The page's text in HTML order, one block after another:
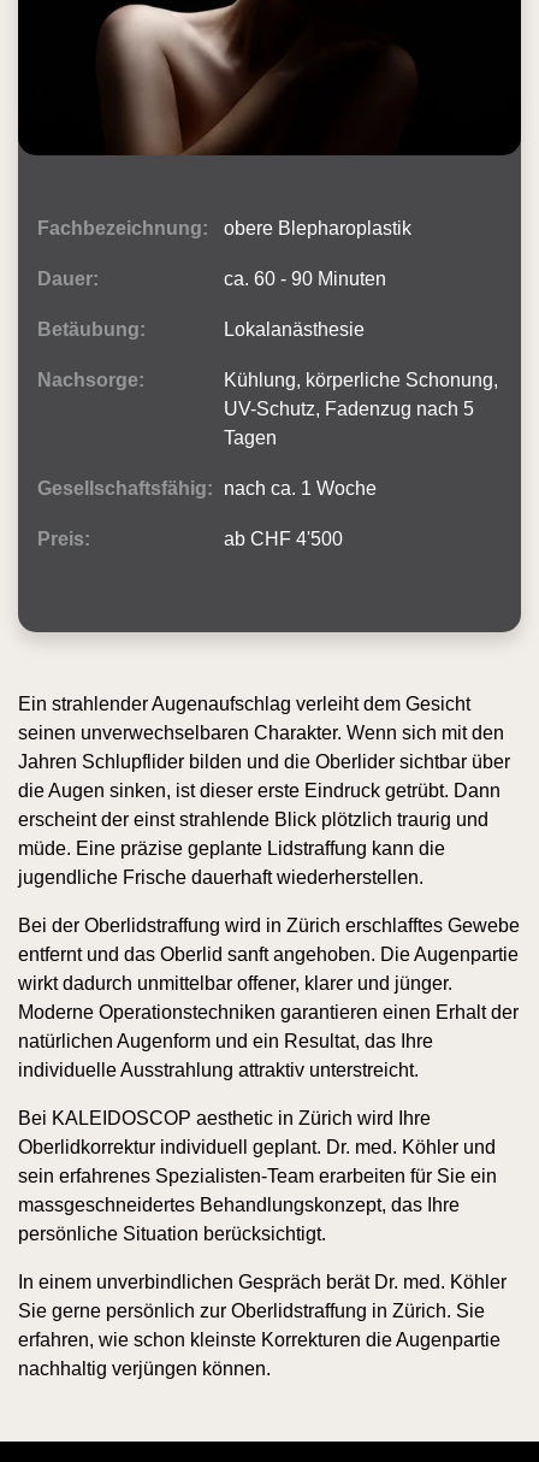
Fachbezeichnung: obere Blepharoplastik
Dauer: ca. 60 - 90 Minuten
Betäubung: Lokalanästhesie
Nachsorge:
Kühlung, körperliche Schonung,
UV-Schutz, Fadenzug nach 5
Tagen
Gesellschaftsfähig: nach ca. 1 Woche
Preis: ab CHF 4'500
Ein strahlender Augenaufschlag verleiht dem Gesicht
seinen unverwechselbaren Charakter. Wenn sich mit den
Jahren Schlupflider bilden und die Oberlider sichtbar über
die Augen sinken, ist dieser erste Eindruck getrübt. Dann
erscheint der einst strahlende Blick plötzlich traurig und
müde. Eine präzise geplante Lidstraffung kann die
jugendliche Frische dauerhaft wiederherstellen.
Bei der Oberlidstraffung wird in Zürich erschlafftes Gewebe
entfernt und das Oberlid sanft angehoben. Die Augenpartie
wirkt dadurch unmittelbar offener, klarer und jünger.
Moderne Operationstechniken garantieren einen Erhalt der
natürlichen Augenform und ein Resultat, das Ihre
individuelle Ausstrahlung attraktiv unterstreicht.
Bei KALEIDOSCOP aesthetic in Zürich wird Ihre
Oberlidkorrektur individuell geplant. Dr. med. Köhler und
sein erfahrenes Spezialisten-Team erarbeiten für Sie ein
massgeschneidertes Behandlungskonzept, das Ihre
persönliche Situation berücksichtigt.
In einem unverbindlichen Gespräch berät Dr. med. Köhler
Sie gerne persönlich zur Oberlidstraffung in Zürich. Sie
erfahren, wie schon kleinste Korrekturen die Augenpartie
nachhaltig verjüngen können.